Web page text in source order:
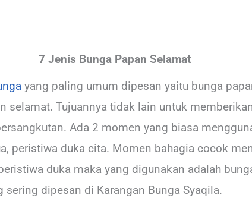
7 Jenis Bunga Papan Selamat
yang paling umum dipesan yaitu bunga
selamat. Tujuannya tidak lain untuk
Ada 2 momen yang biasa
peristiwa duka cita. Momen bahagia cocok
duka maka yang digunakan adalah
dipesan di Karangan Bunga Syaqila.